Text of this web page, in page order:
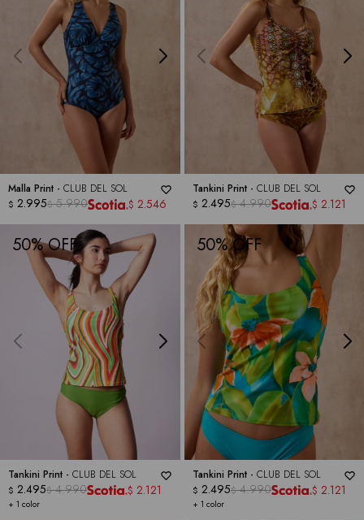
Malla Print - CLUB DEL SOL
$ 2.995$ 5.990 $ 2.546
Tankini Print - CLUB DEL SOL
$ 2.495$ 4.990 $ 2.121
50
Tankini Print - CLUB DEL SOL
+ 1 color
$ 2.495$ 4.990 $ 2.121
50
Tankini Print - CLUB DEL SOL
+ 1 color
$ 2.495$ 4.990 $ 2.121